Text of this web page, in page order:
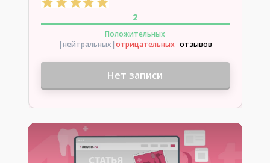
2
Положительных
|нейтральных|отрицательных отзывов
Нет записи